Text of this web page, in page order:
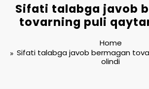
Sifati talabga javob
tovarning puli
Home
Sifati talabga javob bermagan
olindi